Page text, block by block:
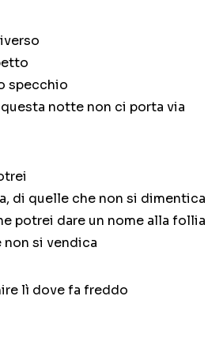
specchio
notte non ci porta via
di quelle che non si dimentica
potrei dare un nome alla follia
si vendica
lì dove fa freddo